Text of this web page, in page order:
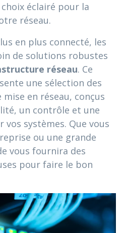
éclairé pour la
réseau.
en plus connecté, les
de solutions robustes
réseau. Ce
une sélection des
en réseau, conçus
un contrôle et une
systèmes. Que vous
ou une grande
vous fournira des
pour faire le bon